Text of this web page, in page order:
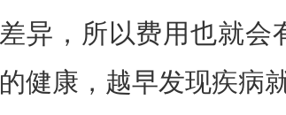
差异，所以费用也就会
的健康，越早发现疾病